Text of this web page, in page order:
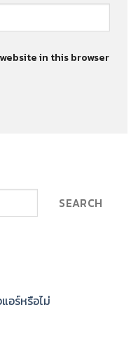
in this browser
SEARCH
อร์หรือไม่